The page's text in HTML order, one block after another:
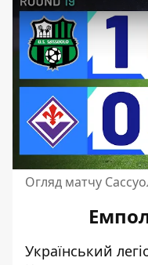
Огляд матчу
Український